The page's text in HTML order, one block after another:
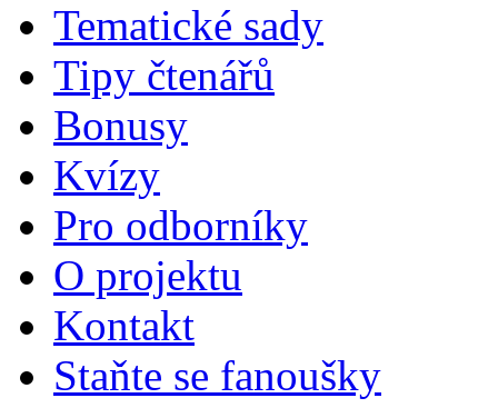
Tematické sady
Tipy čtenářů
Bonusy
Kvízy
Pro odborníky
O projektu
Kontakt
Staňte se fanoušky